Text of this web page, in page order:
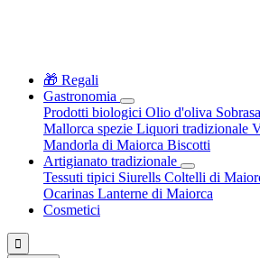
🎁 Regali
Gastronomia
Prodotti biologici Olio d'oliva
Mallorca spezie Liquori tradizionale
Mandorla di Maiorca Biscotti
Artigianato tradizionale
Tessuti tipici Siurells Coltelli di
Ocarinas Lanterne di Maiorca
Cosmetici
